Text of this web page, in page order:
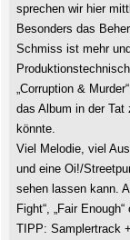
sprechen wir hier
Besonders das
Schmiss ist mehr
„Corruption &
das Album in der Tat
könnte.
Viel Melodie, viel
und eine Oi!/
sehen lassen kann.
Fight“, „Fair
TIPP: Samplertrack